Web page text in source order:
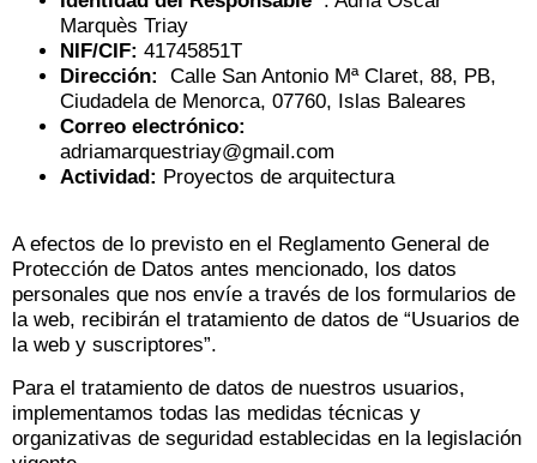
Marquès Triay
NIF/CIF: 41745851T
Dirección:
Calle San Antonio Mª Claret, 88, PB,
Ciudadela de Menorca, 07760, Islas Baleares
Correo electrónico:
adriamarquestriay@gmail.com
Actividad: Proyectos de arquitectura
A efectos de lo previsto en el Reglamento General de
Protección de Datos antes mencionado, los datos
personales que nos envíe a través de los formularios de
la web, recibirán el tratamiento de datos de “Usuarios de
la web y suscriptores”.
Para el tratamiento de datos de nuestros usuarios,
implementamos todas las medidas técnicas y
organizativas de seguridad establecidas en la legislación